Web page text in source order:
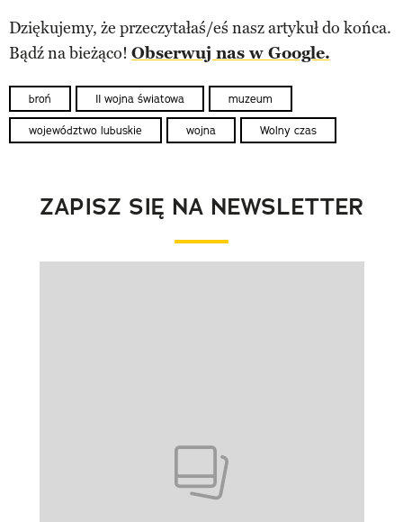
Dziękujemy, że przeczytałaś/eś nasz artykuł do końca.
Bądź na bieżąco! Obserwuj nas w Google.
broń II wojna światowa muzeum
województwo lubuskie wojna Wolny czas
ZAPISZ SIĘ NA NEWSLETTER